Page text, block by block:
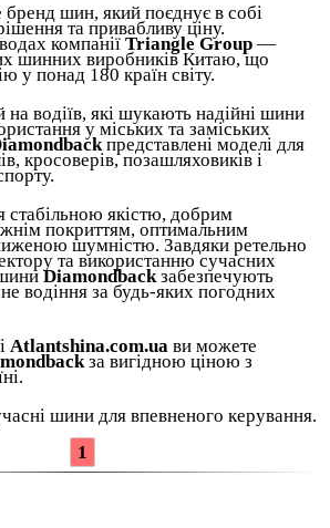
шин, який поєднує в собі
та привабливу ціну.
компанії Triangle Group —
шинних виробників Китаю, що
у понад 180 країн світу.
на водіїв, які шукають надійні шини
у міських та заміських
представлені моделі для
кросоверів, позашляховиків і
якістю, добрим
покриттям, оптимальним
шумністю. Завдяки ретельно
та використанню сучасних
Diamondback забезпечують
водіння за будь-яких погодних
Atlantshina.com.ua ви можете
за вигідною ціною з
шини для впевненого керування.
1